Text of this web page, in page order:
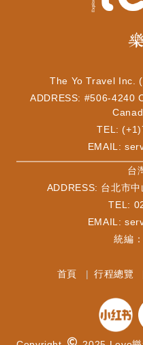
The Yo Travel Inc.
ADDRESS: #506-4240
TEL:
EMAIL:
台
ADDRESS: 台北市
TEL:
EMAIL:
統編
首頁 行程總覽